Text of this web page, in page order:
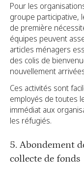
Pour les
groupe participative,
de première
équipes peuvent
articles ménagers
des colis de
nouvellement
Ces activités sont
employés de toutes
immédiat aux
les réfugiés.
5. Abondement
collecte de fonds